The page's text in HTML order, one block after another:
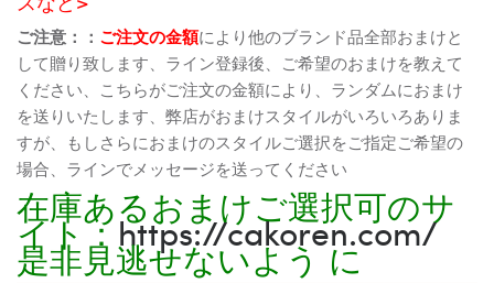
ご注意：： ご注文の金額により他のブランド品全部おまけと
して贈り致します、ライン登録後、ご希望のおまけを教えて
ください、こちらがご注文の金額により、ランダムにおまけ
を送りいたします、弊店がおまけスタイルがいろいろありま
すが、もしさらにおまけのスタイルご選択をご指定ご希望の
場合、ラインでメッセージを送ってください
在庫あるおまけご選択可のサ
イト：https://cakoren.com/
是非見逃せないよう に